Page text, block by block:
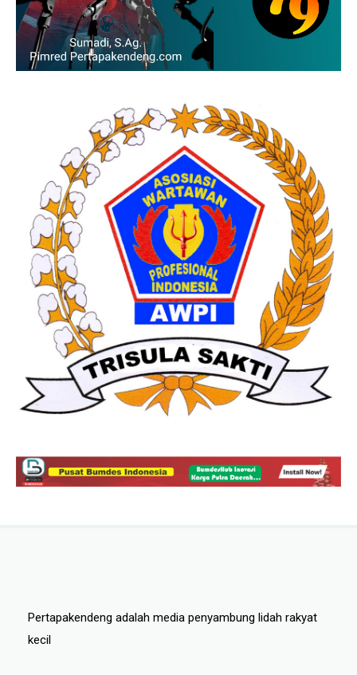
Pertapakendeng adalah media penyambung lidah rakyat
kecil